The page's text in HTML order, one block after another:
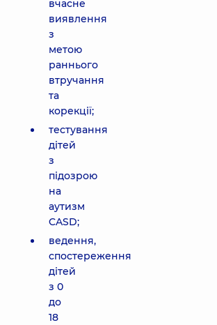
вчасне
виявлення
з
метою
раннього
втручання
та
корекції;
тестування
дітей
з
підозрою
на
аутизм
CASD;
ведення,
спостереження
дітей
з 0
до
18